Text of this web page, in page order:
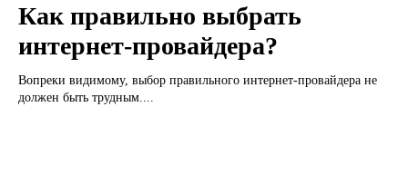
Как правильно выбрать
интернет-провайдера?
Вопреки видимому, выбор правильного интернет-провайдера не
должен быть трудным....